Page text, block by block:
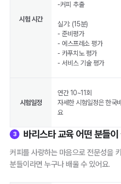
시험 시간
-커피 추출
실기: (15분)
- 준비평가
- 에스프레소 평가
- 카푸치노 평가
- 서비스 기술 평가
시험일정
연간 10~11회
자세한 시험일정은 한국
요
3 바리스타 교육 어떤 분들
커피를 사랑하는 마음으로 전문성을
분들이라면 누구나 배울 수 있어요.